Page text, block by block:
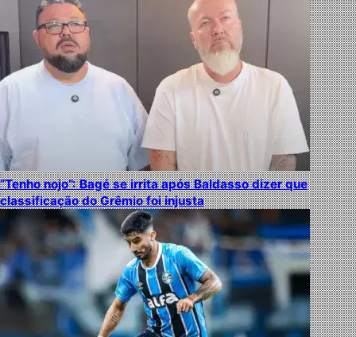
“Tenho nojo”: Bagé se irrita após Baldasso dizer que
classificação do Grêmio foi injusta